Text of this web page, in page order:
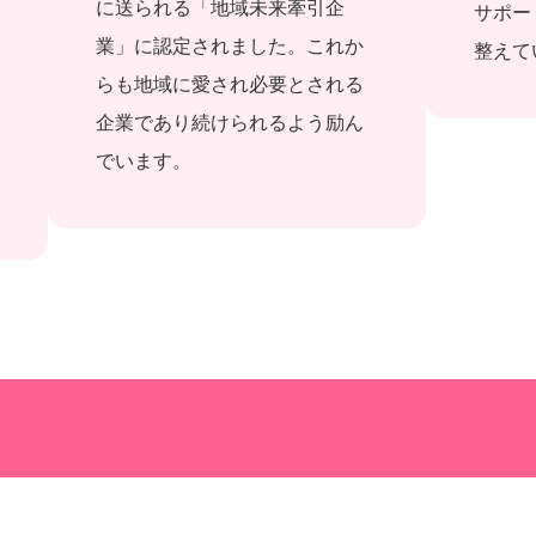
に送られる「地域未来牽引企
業」に認定されました。これか
らも地域に愛され必要とされる
企業であり続けられるよう励ん
でいます。
サポー
整えて